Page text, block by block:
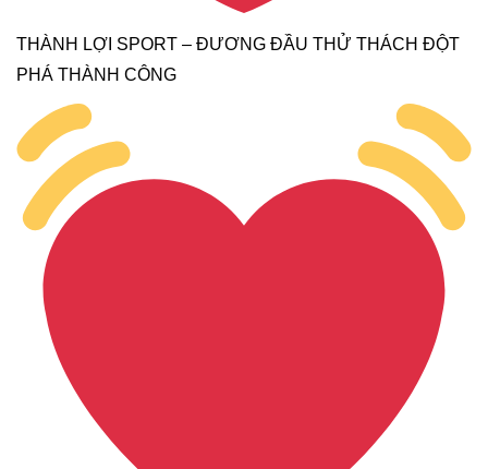
THÀNH LỢI SPORT – ĐƯƠNG ĐẦU THỬ THÁCH ĐỘT
PHÁ THÀNH CÔNG